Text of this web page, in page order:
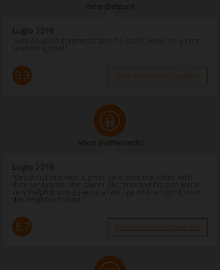
Petra (Belgium)
Luglio 2019
“well equiped accomodation, helpfull owner, very nice
swimming pool”
9.3 Vedi recensione completa
Albert (Netherlands)
Luglio 2019
“Beautifull site with a great view over the valley with
their vineyards. The owner Moreno and his son were
very helpfull and gave us a few tips of the highlights in
the neighbourhood.”
8.7 Vedi recensione completa